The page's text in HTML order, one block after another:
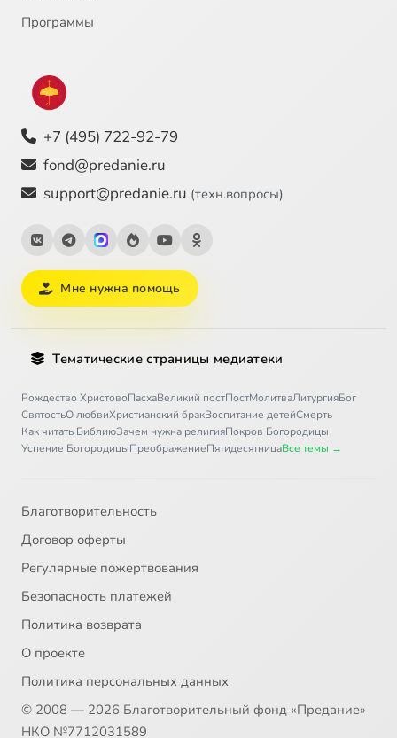
Программы
+7 (495) 722-92-79
fond@predanie.ru
support@predanie.ru (техн.вопросы)
Мне нужна помощь
Тематические страницы медиатеки
Рождество ХристовоПасхаВеликий постПостМолитваЛитургияБог
СвятостьО любвиХристианский бракВоспитание детейСмерть
Как читать БиблиюЗачем нужна религияПокров Богородицы
Успение БогородицыПреображениеПятидесятницаВсе темы →
Благотворительность
Договор оферты
Регулярные пожертвования
Безопасность платежей
Политика возврата
О проекте
Политика персональных данных
© 2008 — 2026 Благотворительный фонд «Предание»
НКО №7712031589